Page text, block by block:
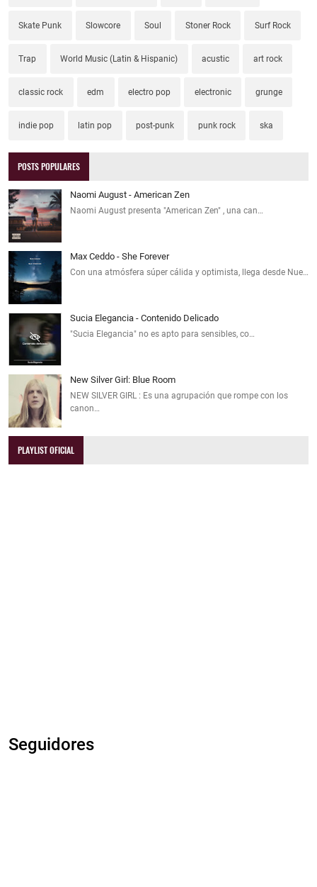
Skate Punk Slowcore Soul Stoner Rock Surf Rock
Trap World Music (Latin & Hispanic) acustic art rock
classic rock edm electro pop electronic grunge
indie pop latin pop post-punk punk rock ska
POSTS POPULARES
Naomi August - American Zen
Naomi August presenta "American Zen" , una can…
Max Ceddo - She Forever
Con una atmósfera súper cálida y optimista, llega desde Nue…
Sucia Elegancia - Contenido Delicado
"Sucia Elegancia" no es apto para sensibles, co…
New Silver Girl: Blue Room
NEW SILVER GIRL : Es una agrupación que rompe con los
canon…
PLAYLIST OFICIAL
Seguidores